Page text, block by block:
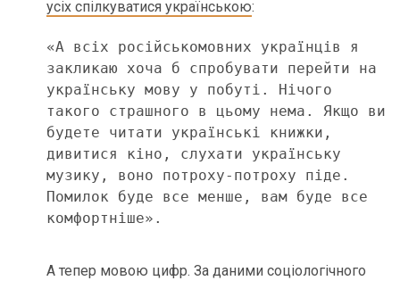
усіх спілкуватися українською:
«А всіх російськомовних українців я
закликаю хоча б спробувати перейти на
українську мову у побуті. Нічого
такого страшного в цьому нема. Якщо ви
будете читати українські книжки,
дивитися кіно, слухати українську
музику, воно потроху-потроху піде.
Помилок буде все менше, вам буде все
комфортніше».
А тепер мовою цифр. За даними соціологічного